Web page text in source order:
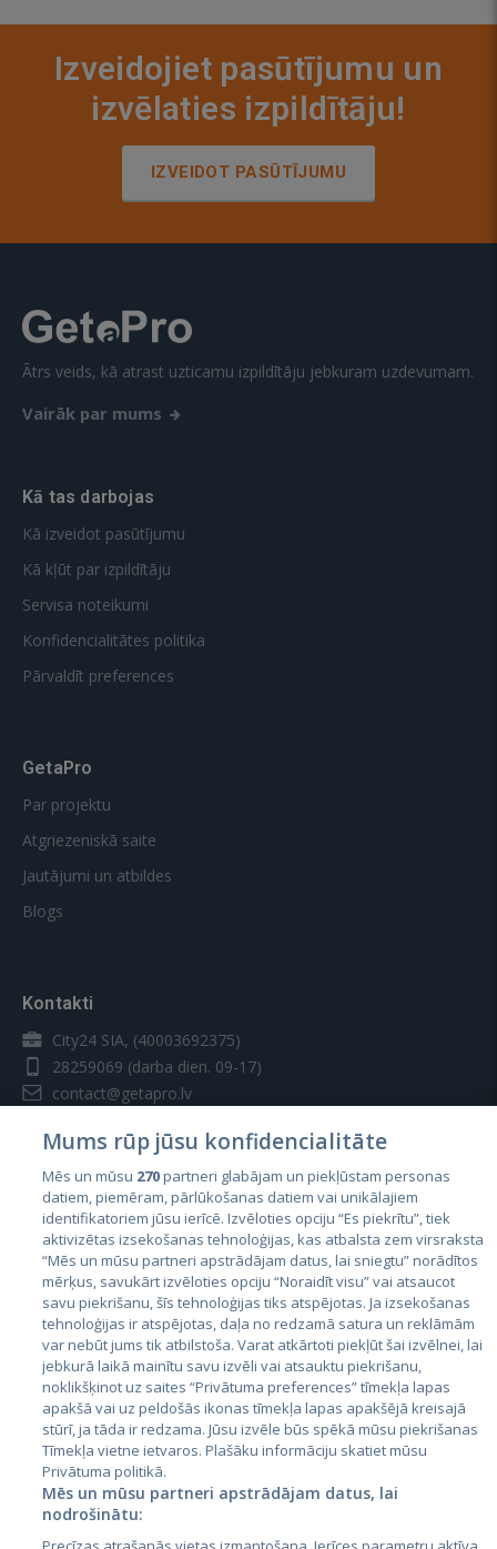
Izveidojiet pasūtījumu un
izvēlaties izpildītāju!
IZVEIDOT PASŪTĪJUMU
Ātrs veids, kā atrast uzticamu izpildītāju jebkuram uzdevumam.
Vairāk par mums
Kā tas darbojas
Kā izveidot pasūtījumu
Kā kļūt par izpildītāju
Servisa noteikumi
Konfidencialitātes politika
Pārvaldīt preferences
GetaPro
Par projektu
Atgriezeniskā saite
Jautājumi un atbildes
Blogs
Kontakti
City24 SIA, (40003692375)
28259069 (darba dien. 09-17)
contact@getapro.lv
Valstis
Igaunija
Latvija
Lietuva
City24.lv CVbankas.lt
Mums rūp jūsu konfidencialitāte
Mēs un mūsu 270partneri glabājam un piekļūstam personas
datiem, piemēram, pārlūkošanas datiem vai unikālajiem
identifikatoriem jūsu ierīcē. Izvēloties opciju “Es piekrītu”, tiek
aktivizētas izsekošanas tehnoloģijas, kas atbalsta zem virsraksta
“Mēs un mūsu partneri apstrādājam datus, lai sniegtu” norādītos
mērķus, savukārt izvēloties opciju “Noraidīt visu” vai atsaucot
savu piekrišanu, šīs tehnoloģijas tiks atspējotas. Ja izsekošanas
tehnoloģijas ir atspējotas, daļa no redzamā satura un reklāmām
var nebūt jums tik atbilstoša. Varat atkārtoti piekļūt šai izvēlnei, lai
jebkurā laikā mainītu savu izvēli vai atsauktu piekrišanu,
noklikšķinot uz saites “Privātuma preferences” tīmekļa lapas
apakšā vai uz peldošās ikonas tīmekļa lapas apakšējā kreisajā
stūrī, ja tāda ir redzama. Jūsu izvēle būs spēkā mūsu piekrišanas
Tīmekļa vietne ietvaros. Plašāku informāciju skatiet mūsu
Privātuma politikā.
Mēs un mūsu partneri apstrādājam datus, lai
nodrošinātu: